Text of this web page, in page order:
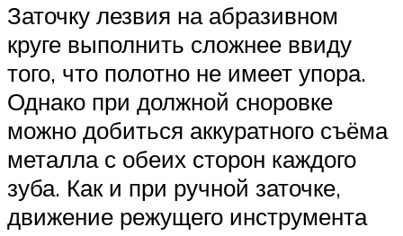
Заточку лезвия на абразивном
круге выполнить сложнее ввиду
того, что полотно не имеет упора.
Однако при должной сноровке
можно добиться аккуратного съёма
металла с обеих сторон каждого
зуба. Как и при ручной заточке,
движение режущего инструмента